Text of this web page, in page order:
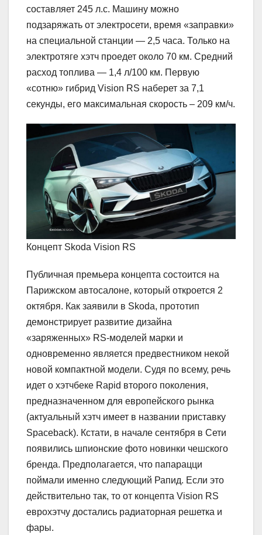
составляет 245 л.с. Машину можно
подзаряжать от электросети, время «заправки»
на специальной станции — 2,5 часа. Только на
электротяге хэтч проедет около 70 км. Средний
расход топлива — 1,4 л/100 км. Первую
«сотню» гибрид Vision RS наберет за 7,1
секунды, его максимальная скорость – 209 км/ч.
Концепт Skoda Vision RS
Публичная премьера концепта состоится на
Парижском автосалоне, который откроется 2
октября. Как заявили в Skoda, прототип
демонстрирует развитие дизайна
«заряженных» RS-моделей марки и
одновременно является предвестником некой
новой компактной модели. Судя по всему, речь
идет о хэтчбеке Rapid второго поколения,
предназначенном для европейского рынка
(актуальный хэтч имеет в названии приставку
Spaceback). Кстати, в начале сентября в Сети
появились шпионские фото новинки чешского
бренда. Предполагается, что папарацци
поймали именно следующий Рапид. Если это
действительно так, то от концепта Vision RS
еврохэтчу достались радиаторная решетка и
фары.